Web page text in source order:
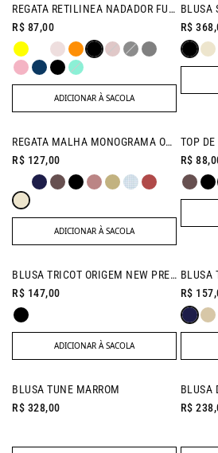
REGATA RETILINEA NADADOR FUCSIA
R$ 87,00
ADICIONAR À SACOLA
NEW IN
BLUSA
R$
NEW IN
REGATA MALHA MONOGRAMA OFF WHITE
R$ 127,00
ADICIONAR À SACOLA
NEW IN
TOP
R$
BLUSA TRICOT ORIGEM NEW PRETO
R$ 147,00
ADICIONAR À SACOLA
R$
NEW IN
BLUSA TUNE MARROM
R$ 328,00
NEW IN
BLUSA
R$